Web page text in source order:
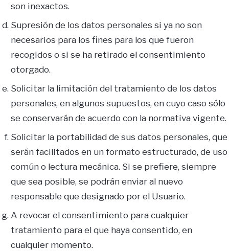
son inexactos.
Supresión de los datos personales si ya no son
necesarios para los fines para los que fueron
recogidos o si se ha retirado el consentimiento
otorgado.
Solicitar la limitación del tratamiento de los datos
personales, en algunos supuestos, en cuyo caso sólo
se conservarán de acuerdo con la normativa vigente.
Solicitar la portabilidad de sus datos personales, que
serán facilitados en un formato estructurado, de uso
común o lectura mecánica. Si se prefiere, siempre
que sea posible, se podrán enviar al nuevo
responsable que designado por el Usuario.
A revocar el consentimiento para cualquier
tratamiento para el que haya consentido, en
cualquier momento.